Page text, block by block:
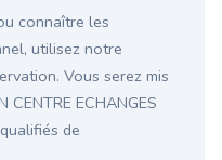
connaître les
utilisez notre
Vous serez mis
ECHANGES
de